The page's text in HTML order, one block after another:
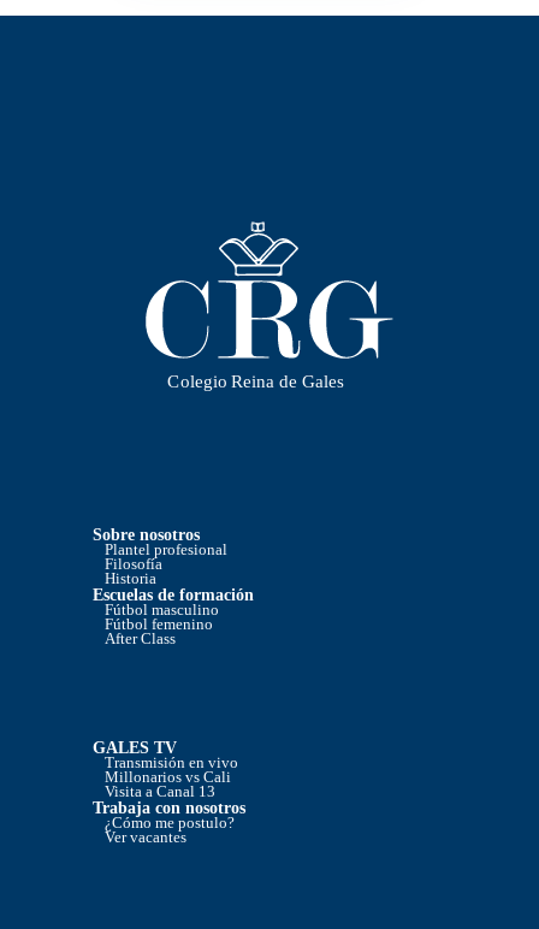
Sobre nosotros
Plantel profesional
Filosofía
Historia
Escuelas de formación
Fútbol masculino
Fútbol femenino
After Class
GALES TV
Transmisión en vivo
Millonarios vs Cali
Visita a Canal 13
Trabaja con nosotros
¿Cómo me postulo?
Ver vacantes